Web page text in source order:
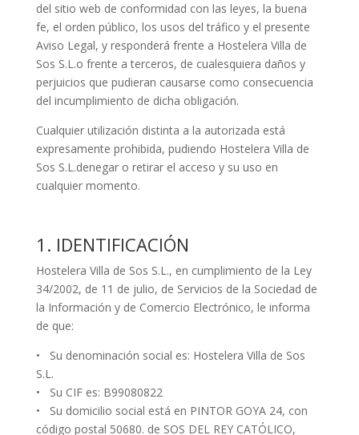
del sitio web de conformidad con las leyes, la buena
fe, el orden público, los usos del tráfico y el presente
Aviso Legal, y responderá frente a Hostelera Villa de
Sos S.L.o frente a terceros, de cualesquiera daños y
perjuicios que pudieran causarse como consecuencia
del incumplimiento de dicha obligación.
Cualquier utilización distinta a la autorizada está
expresamente prohibida, pudiendo Hostelera Villa de
Sos S.L.denegar o retirar el acceso y su uso en
cualquier momento.
1. IDENTIFICACIÓN
Hostelera Villa de Sos S.L., en cumplimiento de la Ley
34/2002, de 11 de julio, de Servicios de la Sociedad de
la Información y de Comercio Electrónico, le informa
de que:
• Su denominación social es: Hostelera Villa de Sos
S.L.
• Su CIF es: B99080822
• Su domicilio social está en PINTOR GOYA 24, con
código postal 50680. de SOS DEL REY CATÓLICO,